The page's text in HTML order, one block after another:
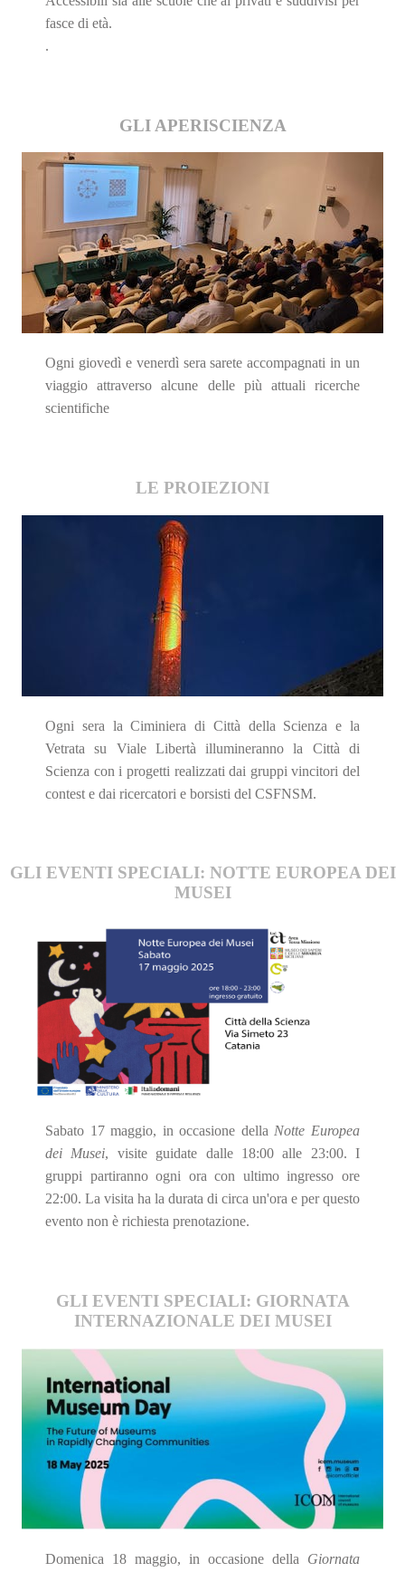
fasce di età.
.
GLI APERISCIENZA
Ogni giovedì e venerdì sera sarete accompagnati in un
viaggio attraverso alcune delle più attuali ricerche
scientifiche
LE PROIEZIONI
Ogni sera la Ciminiera di Città della Scienza e la
Vetrata su Viale Libertà illumineranno la Città di
Scienza con i progetti realizzati dai gruppi vincitori del
contest e dai ricercatori e borsisti del CSFNSM.
GLI EVENTI SPECIALI: NOTTE EUROPEA DEI
MUSEI
Sabato 17 maggio, in occasione della Notte Europea
dei Musei, visite guidate dalle 18:00 alle 23:00. I
gruppi partiranno ogni ora con ultimo ingresso ore
22:00. La visita ha la durata di circa un'ora e per questo
evento non è richiesta prenotazione.
GLI EVENTI SPECIALI: GIORNATA
INTERNAZIONALE DEI MUSEI
Domenica 18 maggio, in occasione della Giornata